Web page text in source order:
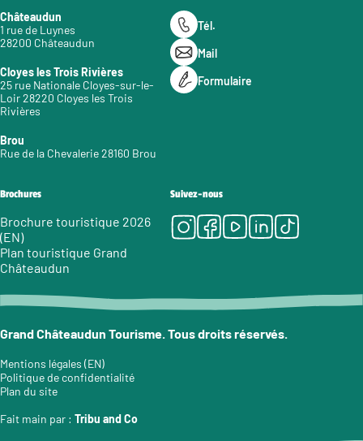
Châteaudun
1 rue de Luynes
28200 Châteaudun
Cloyes les Trois Rivières
25 rue Nationale Cloyes-sur-le-
Loir 28220 Cloyes les Trois
Rivières
Brou
Rue de la Chevalerie 28160 Brou
Tél.
Mail
Formulaire
Brochures
Brochure touristique 2026
(EN)
Plan touristique Grand
Châteaudun
Suivez-nous
Instagram
Facebook
Youtube
LinkedIn
Tiktok
Grand Châteaudun Tourisme. Tous droits réservés.
Mentions légales (EN)
Politique de confidentialité
Plan du site
Fait main par : Tribu and Co